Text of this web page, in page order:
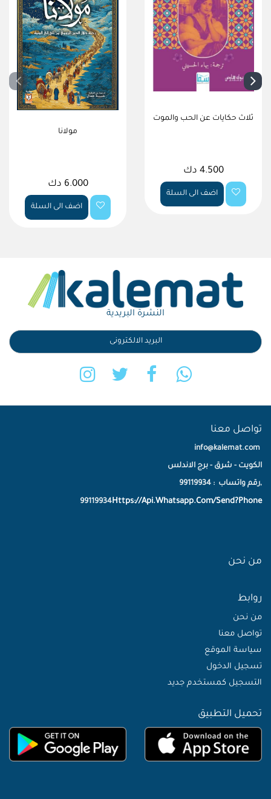
مولانا
6.000 دك
اضف الى السلة
ثلاث حكايات عن الحب والموت
4.500 دك
اضف الى السلة
النشرة البريدية
تواصل معنا
info@kalemat.com
الكويت - شرق - برج الاندلس
,رقم واتساب : 99119934
Https://Api.Whatsapp.Com/Send?Phone
99119934
من نحن
روابط
من نحن
تواصل معنا
سياسة الموقع
تسجيل الدخول
التسجيل كمستخدم جديد
تحميل التطبيق